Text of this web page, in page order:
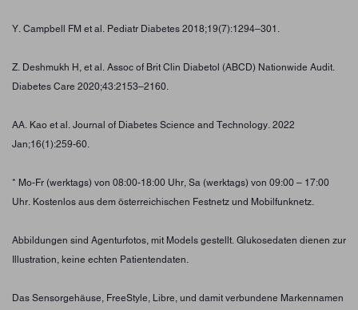
Y. Campbell FM et al. Pediatr Diabetes 2018;19(7):1294–301.
Z. Deshmukh H, et al. Assoc of Brit Clin Diabetol (ABCD) Nationwide Audit.
Diabetes Care 2020;43:2153–2160.
AA. Kao et al. Journal of Diabetes Science and Technology. 2022
Jan;16(1):259-60.
* Mo-Fr (werktags) von 08:00-18:00 Uhr, Sa (werktags) von 09:00 – 17:00
Uhr. Kostenlos aus dem österreichischen Festnetz und Mobilfunknetz.
Abbildungen sind Agenturfotos, mit Models gestellt. Glukosedaten dienen zur
Illustration, keine echten Patientendaten.
Das Sensorgehäuse, FreeStyle, Libre, und damit verbundene Markennamen